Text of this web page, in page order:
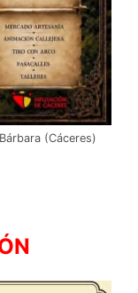
(Cáceres)